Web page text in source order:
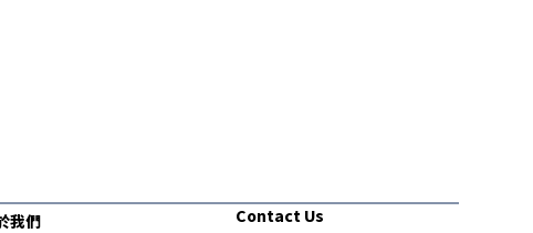
我們 Contact Us